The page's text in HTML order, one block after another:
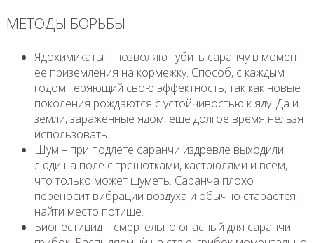
МЕТОДЫ БОРЬБЫ
Ядохимикаты – позволяют убить саранчу в момент
ее приземления на кормежку. Способ, с каждым
годом теряющий свою эффектность, так как новые
поколения рождаются с устойчивостью к яду. Да и
земли, зараженные ядом, еще долгое время нельзя
использовать.
Шум – при подлете саранчи издревле выходили
люди на поле с трещотками, кастрюлями и всем,
что только может шуметь. Саранча плохо
переносит вибрации воздуха и обычно старается
найти место потише.
Биопестицид – смертельно опасный для саранчи